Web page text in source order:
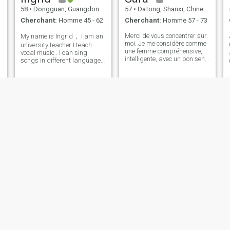
58 • Dongguan, Guangdong, Chine
Cherchant: Homme 45 - 62
My name is Ingrid， I am an
university teacher I teach
vocal music . I can sing
songs in different languages
57 • Datong, Shanxi, Chine
Cherchant: Homme 57 - 73
Merci de vous concentrer sur
moi. Je me considère comme
une femme compréhensive,
intelligente, avec un bon sens